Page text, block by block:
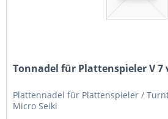
Tonnadel für Plattenspieler V 7
Plattennadel für Plattenspieler /
Micro Seiki